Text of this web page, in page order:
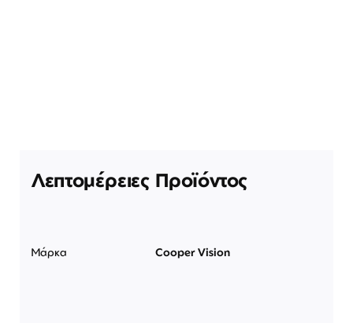
Λεπτομέρειες Προϊόντος
Μάρκα Cooper Vision